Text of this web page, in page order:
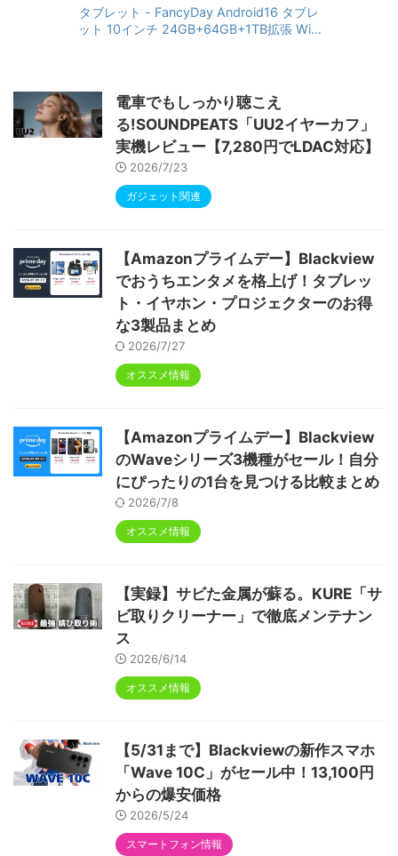
6&Bluetooth5.4対応 高性能CPU 1280*80
0画面 6000mAh Widevine L1 GMS認証 T
ype-C充電 顔認識 アンドロイド 無線投影
RGBライト 児童守護 IPS画面 日本語説明書
電車でもしっかり聴こえ
る!SOUNDPEATS「UU2イヤーカフ」
実機レビュー【7,280円でLDAC対応】
2026/7/23
【Amazonプライムデー】Blackview
でおうちエンタメを格上げ！タブレッ
ト・イヤホン・プロジェクターのお得
な3製品まとめ
【Amazonプライムデー】Blackview
のWaveシリーズ3機種がセール！自分
にぴったりの1台を見つける比較まとめ
【実録】サビた金属が蘇る。KURE「サ
ビ取りクリーナー」で徹底メンテナン
ス